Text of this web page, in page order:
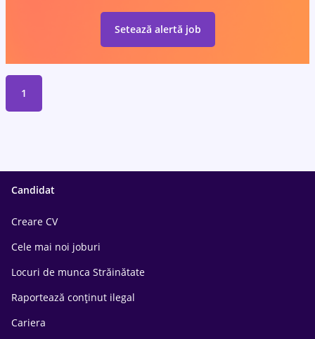
Setează alertă job
1
Candidat
Creare CV
Cele mai noi joburi
Locuri de munca Străinătate
Raportează conținut ilegal
Cariera